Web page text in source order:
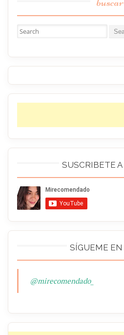
Buscar:
SUSCRIBETE A
SÍGUEME EN
@mirecomendado_